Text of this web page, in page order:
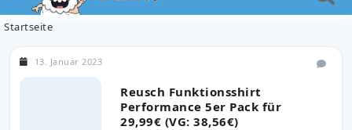
Startseite
Reusch Funktionsshirt
Performance 5er Pack für
29,99€ (VG: 38,56€)
13. Januar 2023